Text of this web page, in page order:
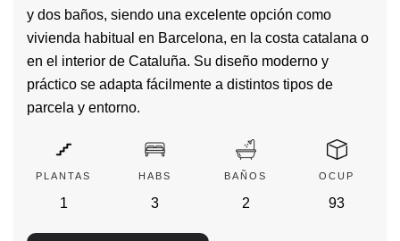
y dos baños, siendo una excelente opción como
vivienda habitual en Barcelona, en la costa catalana o
en el interior de Cataluña. Su diseño moderno y
práctico se adapta fácilmente a distintos tipos de
parcela y entorno.
PLANTAS
1
HABS
3
BAÑOS
2
OCUP
93